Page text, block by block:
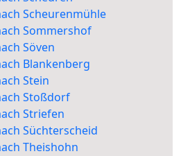
Scheurenmühle
Sommershof
Söven
Blankenberg
Stein
Stoßdorf
Striefen
Süchterscheid
Theishohn